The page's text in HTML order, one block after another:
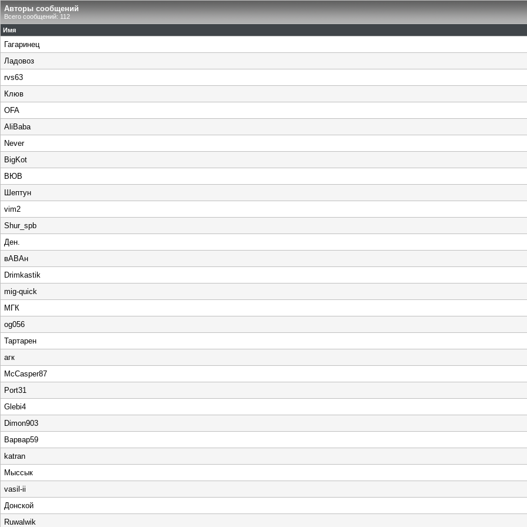
Авторы сообщений
Всего сообщений: 112
Имя
Гагаринец
Ладовоз
rvs63
Клюв
OFA
AliBaba
Never
BigKot
ВЮВ
Шептун
vim2
Shur_spb
Ден.
вАВАн
Drimkastik
mig-quick
МГК
og056
Тартарен
агк
McCasper87
Port31
Glebi4
Dimon903
Варвар59
katran
Мыссык
vasil-ii
Донской
Ruwalwik